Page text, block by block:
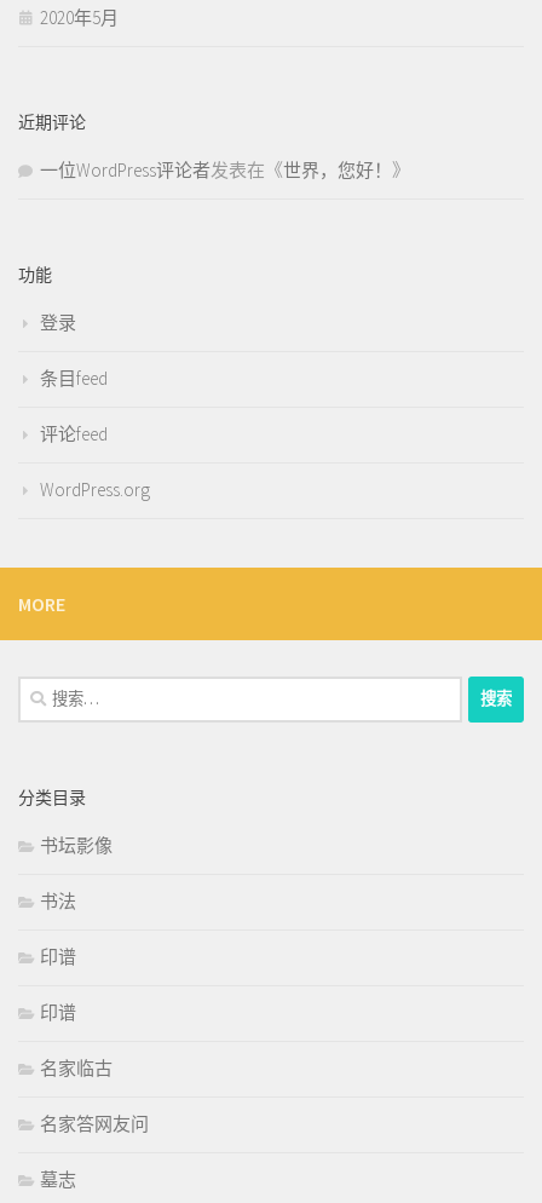
2020年5月
近期评论
一位WordPress评论者发表在《世界，您好！ 》
功能
登录
条目feed
评论feed
WordPress.org
MORE
搜
索：
分类目录
书坛影像
书法
印谱
印谱
名家临古
名家答网友问
墓志